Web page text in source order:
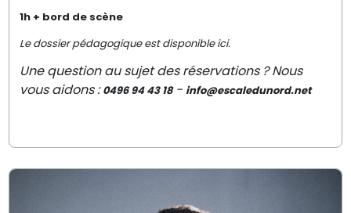
1h + bord de scène
Le dossier pédagogique est disponible ici.
Une question au sujet des réservations ? Nous
vous aidons :0496 94 43 18- info@escaledunord.net